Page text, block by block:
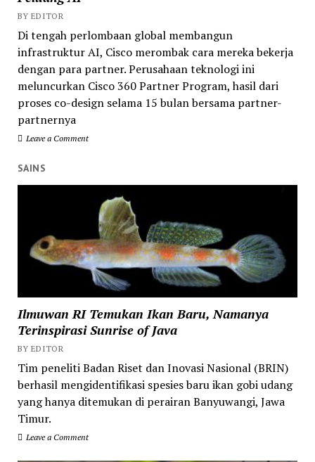
BY EDITOR
Di tengah perlombaan global membangun
infrastruktur AI, Cisco merombak cara mereka bekerja
dengan para partner. Perusahaan teknologi ini
meluncurkan Cisco 360 Partner Program, hasil dari
proses co-design selama 15 bulan bersama partner-
partnernya
Leave a Comment
SAINS
Ilmuwan RI Temukan Ikan Baru, Namanya
Terinspirasi Sunrise of Java
BY EDITOR
Tim peneliti Badan Riset dan Inovasi Nasional (BRIN)
berhasil mengidentifikasi spesies baru ikan gobi udang
yang hanya ditemukan di perairan Banyuwangi, Jawa
Timur.
Leave a Comment